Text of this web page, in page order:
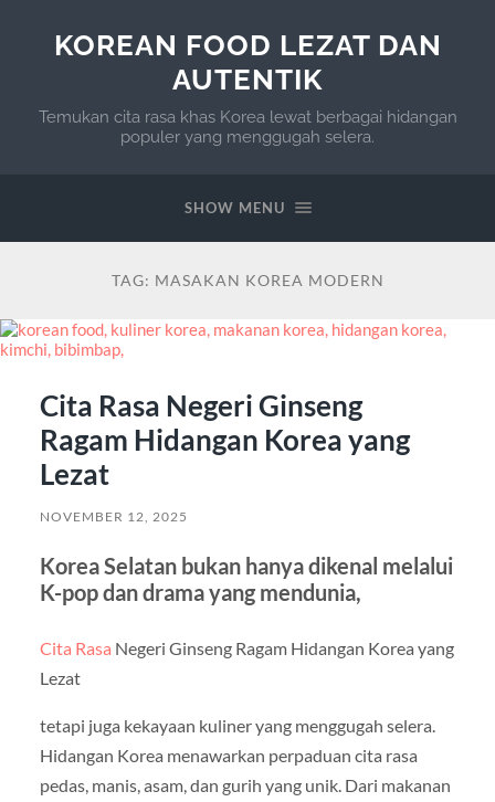
KOREAN FOOD LEZAT DAN
AUTENTIK
Temukan cita rasa khas Korea lewat berbagai hidangan
populer yang menggugah selera.
SHOW MENU
TAG: MASAKAN KOREA MODERN
Cita Rasa Negeri Ginseng
Ragam Hidangan Korea yang
Lezat
NOVEMBER 12, 2025
Korea Selatan bukan hanya dikenal melalui
K-pop dan drama yang mendunia,
Cita Rasa Negeri Ginseng Ragam Hidangan Korea yang
Lezat
tetapi juga kekayaan kuliner yang menggugah selera.
Hidangan Korea menawarkan perpaduan cita rasa
pedas, manis, asam, dan gurih yang unik. Dari makanan